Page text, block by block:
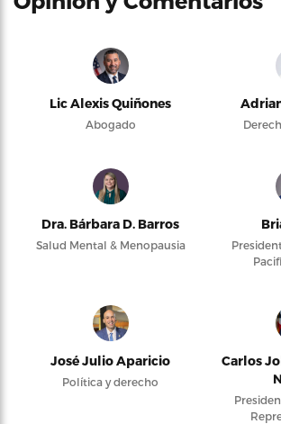
Lic Alexis Quiñones
Abogado
Dra. Bárbara D. Barros
Salud Mental & Menopausia
José Julio Aparicio
Política y derecho
Carlos